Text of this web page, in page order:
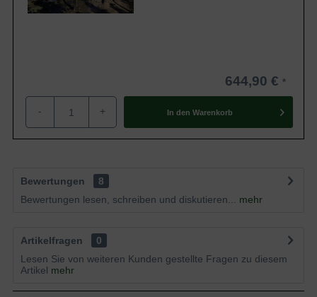
644,90 €
- + In den Warenkorb
Bewertungen
8
Bewertungen lesen, schreiben und diskutieren...
mehr
Artikelfragen
0
Lesen Sie von weiteren Kunden gestellte Fragen zu diesem
Artikel mehr